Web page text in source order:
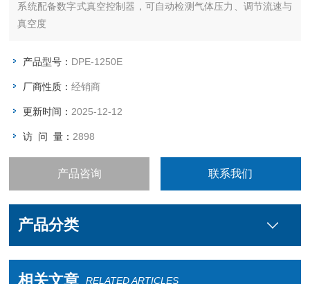
系统配备数字式真空控制器，可自动检测气体压力、调节流速与
真空度
产品型号： DPE-1250E
厂商性质：经销商
更新时间： 2025-12-12
访 问 量： 2898
产品咨询 联系我们
产品分类
相关文章 RELATED ARTICLES